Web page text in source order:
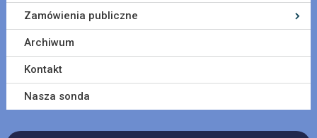
Zamówienia publiczne
Archiwum
Kontakt
Nasza sonda